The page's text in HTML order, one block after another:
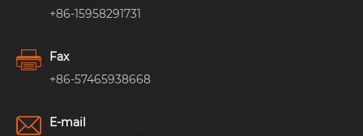
+86-15958291731
Fax
+86-57465938668
E-mail